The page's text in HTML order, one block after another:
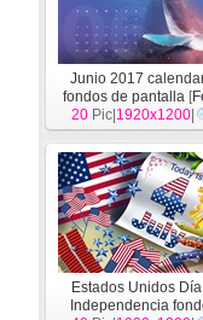
Junio 2017
fondos de pantalla [
20 Pic| 1920x1200
Estados Unidos
Independencia